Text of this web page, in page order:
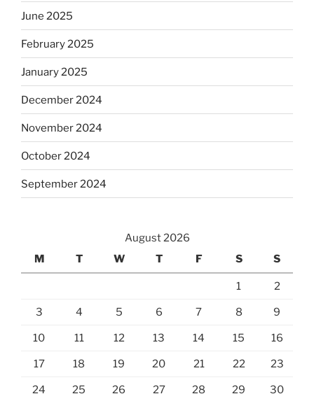
June 2025
February 2025
January 2025
December 2024
November 2024
October 2024
September 2024
August 2026
M
T W T F S S
1 2
3 4 5 6 7 8 9
10 11 12 13 14 15 16
17 18 19 20 21 22 23
24 25 26 27 28 29 30